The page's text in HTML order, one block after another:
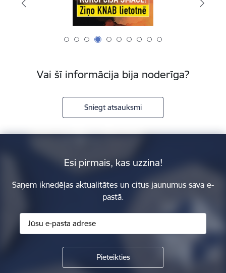
Vai šī informācija bija noderīga?
Sniegt atsauksmi
Esi pirmais, kas uzzina!
Saņem iknedēļas aktualitātes un citus jaunumus sava e-
pastā.